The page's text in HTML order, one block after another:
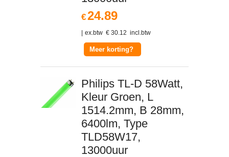
€24.89
ex.btw € 30.12 incl.btw
Meer korting?
Philips TL-D 58Watt,
Kleur Groen, L
1514.2mm, B 28mm,
6400lm, Type
TLD58W17,
13000uur